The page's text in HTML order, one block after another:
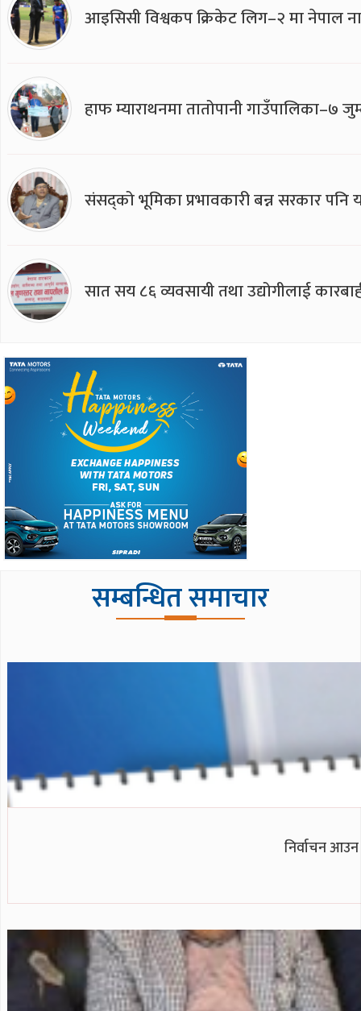
आइसिसी विश्वकप क्रिकेट लिग–२ मा नेपाल
हाफ म्याराथनमा तातोपानी गाउँपालिका–७
संसद्को भूमिका प्रभावकारी बन्न सरकार पनि
सात सय ८६ व्यवसायी तथा उद्योगीलाई
सम्बन्धित समाचार
निर्वाचन